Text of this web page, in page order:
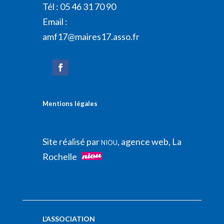
Tél : 05 46 31 70 90
Email :
amf17@maires17.asso.fr
Mentions légales
Site réalisé parNIOU, agence web, La
Rochelle
L’ASSOCIATION